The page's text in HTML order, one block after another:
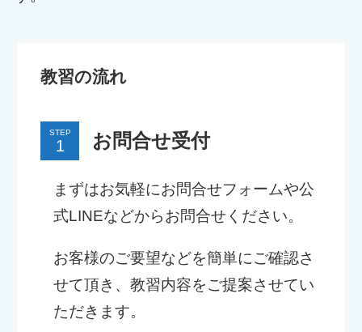
教習の流れ
STEP お問合せ受付
まずはお気軽にお問合せフォームや公
式LINEなどからお問合せください。
お客様のご要望などを簡単にご確認さ
せて頂き、教習内容をご提案させてい
ただきます。